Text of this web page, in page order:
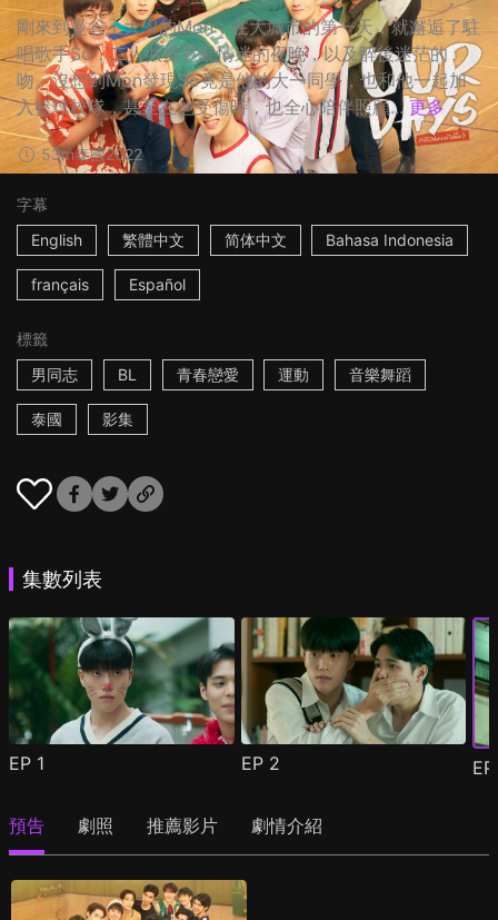
剛來到曼谷上大學的Mon，在大城市的第一天，就邂逅了駐
唱歌手So，二人共處意亂情迷的夜晚，以及醉後迷茫的
吻。沒想到Mon發現So竟是他的大一同學，也和他一起加
入籃球校隊，甚至在他受傷時，也全心陪伴照顧... 更多
53m泰國2022
字幕
English
繁體中文 简体中文 Bahasa Indonesia
français Español
標籤
男同志
BL 青春戀愛 運動 音樂舞蹈
泰國 影集
集數列表
EP 1 EP 2
預告 劇照 推薦影片 劇情介紹